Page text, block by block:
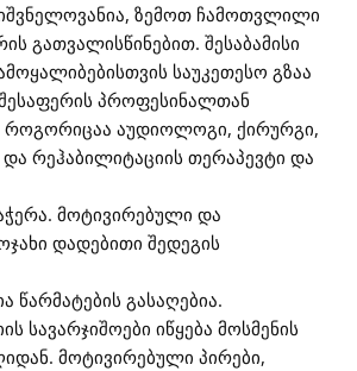
ზემოთ ჩამოთვლილი
გათვალისწინებით. შესაბამისი
საუკეთესო გზაა
პროფესინალთან
როგორიცაა აუდიოლოგი, ქირურგი,
რეჰაბილიტაციის თერაპევტი და
მოტივირებული და
დადებითი შედეგის
წარმატების გასაღებია.
სავარჯიშოები იწყება მოსმენის
მოტივირებული პირები,